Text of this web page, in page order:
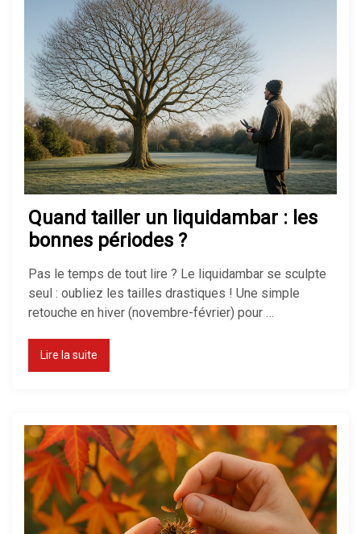
Quand tailler un liquidambar : les
bonnes périodes ?
Pas le temps de tout lire ? Le liquidambar se sculpte
seul : oubliez les tailles drastiques ! Une simple
retouche en hiver (novembre-février) pour …
Lire la suite